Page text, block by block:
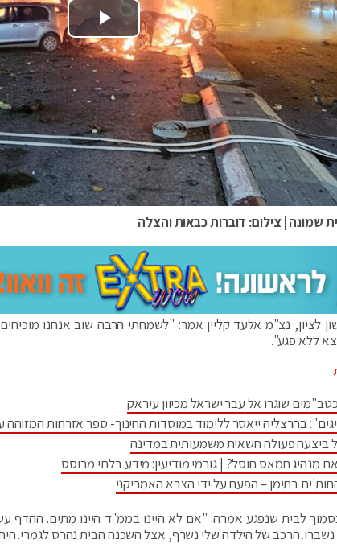
Play Video
שמונה | צילום: דוברות כבאות והצלה
נצ"מ אלעד קליין אמר: "לשמחתי הרבה שוב אנחנו מוכיחים
ללא פגע".
שוגרו אל עבר ישראל מכיוון עיראק
בהרצליה ייאסר ללימוד במוסדות החינוך- ספר אזרחות
ביצעה פעולה חשאית משמעותית במדינה
מנהיג חמאס חוסל? | גורמי מודיעין: מידע בלתי מבוסס
בתימן – הפעם על ידי הצבא האמריקני
לבית שנפגע אמרה: "אם לא היינו בממ"ד היינו מתים.
נשברו. הרכב של הילדה שלי נשרף, אצל השכנה הבית נהרס לגמרי.